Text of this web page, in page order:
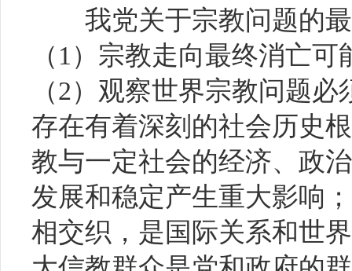
我党关于宗教问题的最
（ 1）宗教走向最终消亡
（2）观察世界宗教问题
存在有着深刻的社会历史
教与一定社会的经济、政
发展和稳定产生重大影响
相交织，是国际关系和世